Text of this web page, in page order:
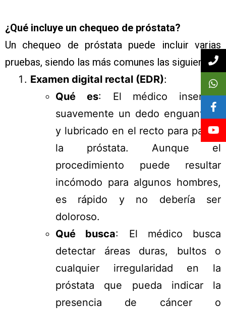
¿Qué incluye un chequeo de próstata?
Un chequeo de próstata puede incluir varias
pruebas, siendo las más comunes las siguientes:
Examen digital rectal (EDR):
Qué es: El médico insertará
suavemente un dedo enguantado
y lubricado en el recto para palpar
la próstata. Aunque el
procedimiento puede resultar
incómodo para algunos hombres,
es rápido y no debería ser
doloroso.
Qué busca: El médico busca
detectar áreas duras, bultos o
cualquier irregularidad en la
próstata que pueda indicar la
presencia de cáncer o